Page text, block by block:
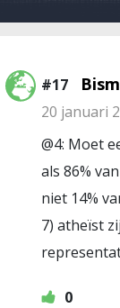
#17
20 januari
@4: Moet
als 86%
niet 14%
7) atheïst
0